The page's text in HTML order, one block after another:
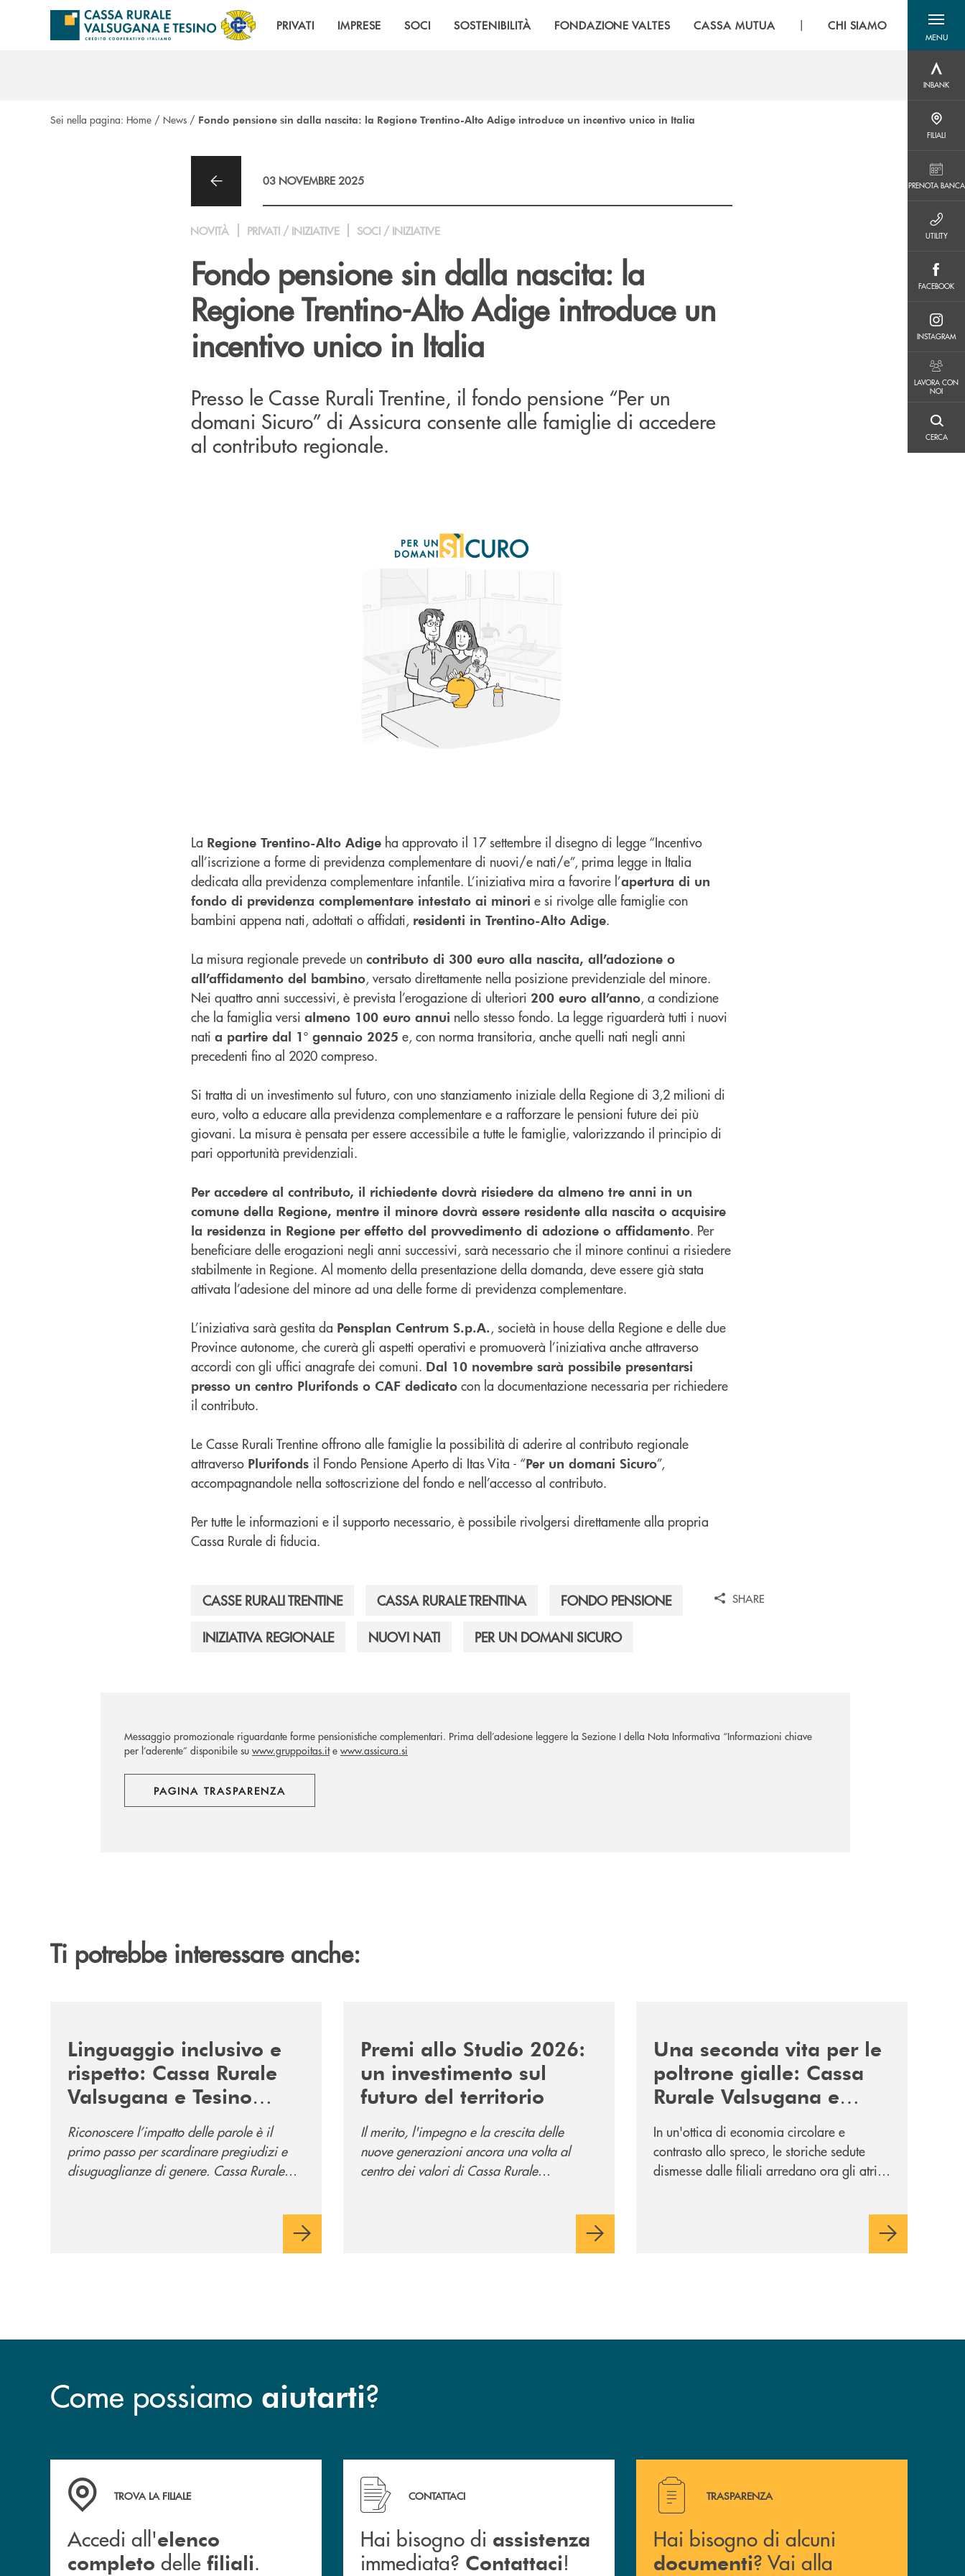
Salta al contenuto principale
PRIVATI IMPRESE SOCI SOSTENIBILITÀ FONDAZIONE VALTES CASSA MUTUA | CHI SIAMO
MENU
menu
INBANK
FILIALI
PRENOTA BANCA
UTILITY
FACEBOOK
INSTAGRAM
LAVORA CON
NOI
CERCA
Sei nella pagina: Home / News / Fondo pensione sin dalla nascita: la Regione Trentino-Alto Adige introduce un incentivo unico in Italia
03 NOVEMBRE 2025
NOVITÀ PRIVATI / INIZIATIVE SOCI / INIZIATIVE
Fondo pensione sin dalla nascita: la
Regione Trentino-Alto Adige introduce un
incentivo unico in Italia
Presso le Casse Rurali Trentine, il fondo pensione “Per un
domani Sicuro” di Assicura consente alle famiglie di accedere
al contributo regionale.
La Regione Trentino-Alto Adige ha approvato il 17 settembre il disegno di legge “Incentivo
all’iscrizione a forme di previdenza complementare di nuovi/e nati/e”, prima legge in Italia
dedicata alla previdenza complementare infantile. L’iniziativa mira a favorire l’apertura di un
fondo di previdenza complementare intestato ai minori e si rivolge alle famiglie con
bambini appena nati, adottati o affidati, residenti in Trentino-Alto Adige.
La misura regionale prevede un contributo di 300 euro alla nascita, all’adozione o
all’affidamento del bambino, versato direttamente nella posizione previdenziale del minore.
Nei quattro anni successivi, è prevista l’erogazione di ulteriori 200 euro all’anno, a condizione
che la famiglia versi almeno 100 euro annui nello stesso fondo. La legge riguarderà tutti i nuovi
nati a partire dal 1° gennaio 2025 e, con norma transitoria, anche quelli nati negli anni
precedenti fino al 2020 compreso.
Si tratta di un investimento sul futuro, con uno stanziamento iniziale della Regione di 3,2 milioni di
euro, volto a educare alla previdenza complementare e a rafforzare le pensioni future dei più
giovani. La misura è pensata per essere accessibile a tutte le famiglie, valorizzando il principio di
pari opportunità previdenziali.
Per accedere al contributo, il richiedente dovrà risiedere da almeno tre anni in un
comune della Regione, mentre il minore dovrà essere residente alla nascita o acquisire
la residenza in Regione per effetto del provvedimento di adozione o affidamento. Per
beneficiare delle erogazioni negli anni successivi, sarà necessario che il minore continui a risiedere
stabilmente in Regione. Al momento della presentazione della domanda, deve essere già stata
attivata l’adesione del minore ad una delle forme di previdenza complementare.
L’iniziativa sarà gestita da Pensplan Centrum S.p.A., società in house della Regione e delle due
Province autonome, che curerà gli aspetti operativi e promuoverà l’iniziativa anche attraverso
accordi con gli uffici anagrafe dei comuni. Dal 10 novembre sarà possibile presentarsi
presso un centro Plurifonds o CAF dedicato con la documentazione necessaria per richiedere
il contributo.
Le Casse Rurali Trentine offrono alle famiglie la possibilità di aderire al contributo regionale
attraverso Plurifonds il Fondo Pensione Aperto di Itas Vita - “Per un domani Sicuro”,
accompagnandole nella sottoscrizione del fondo e nell’accesso al contributo.
Per tutte le informazioni e il supporto necessario, è possibile rivolgersi direttamente alla propria
Cassa Rurale di fiducia.
CASSE RURALI TRENTINE CASSA RURALE TRENTINA FONDO PENSIONE
INIZIATIVA REGIONALE NUOVI NATI PER UN DOMANI SICURO
SHARE
Messaggio promozionale riguardante forme pensionistiche complementari. Prima dell’adesione leggere la Sezione I della Nota Informativa “Informazioni chiave
per l’aderente” disponibile su www.gruppoitas.ite www.assicura.si
PAGINA TRASPARENZA
Ti potrebbe interessare anche:
Linguaggio inclusivo e
rispetto: Cassa Rurale
Valsugana e Tesino
promuove la campagna
“Tolleranza Zero”
Riconoscere l’impatto delle parole è il
primo passo per scardinare pregiudizi e
disuguaglianze di genere. Cassa Rurale
valori e influenzi direttamente la comunità
Premi allo Studio 2026:
un investimento sul
futuro del territorio
Il merito, l'impegno e la crescita delle
nuove generazioni ancora una volta al
centro dei valori di Cassa Rurale
Una seconda vita per le
poltrone gialle: Cassa
Rurale Valsugana e
Tesino le dona
all'Istituto Comprensivo
di Strigno e Tesino
In un'ottica di economia circolare e
contrasto allo spreco, le storiche sedute
dismesse dalle filiali arredano ora gli atrii
Come possiamo aiutarti?
Accedi all' elenco completo delle filiali .
TROVA LA FILIALE
Accedi all'elenco
completo delle filiali.
Hai bisogno di assistenza immediata? Contattaci !
CONTATTACI
Hai bisogno di assistenza
immediata? Contattaci!
Hai bisogno di alcuni documenti ? Vai alla pagina della
TRASPARENZA
Hai bisogno di alcuni
documenti? Vai alla